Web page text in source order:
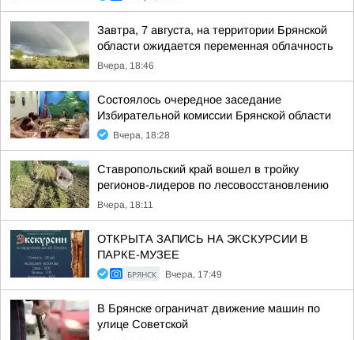
Завтра, 7 августа, на территории Брянской
области ожидается переменная облачность
Вчера, 18:46
Состоялось очередное заседание
Избирательной комиссии Брянской области
Вчера, 18:28
Ставропольский край вошел в тройку
регионов-лидеров по лесовосстановлению
Вчера, 18:11
ОТКРЫТА ЗАПИСЬ НА ЭКСКУРСИИ В
ПАРКЕ-МУЗЕЕ
БРЯНСК Вчера, 17:49
В Брянске ограничат движение машин по
улице Советской